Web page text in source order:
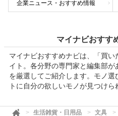
企業ニュース・おすすめ情報
マイナビおすす
マイナビおすすめナビは、「買
イト。各分野の専門家と編集部
を厳選してご紹介します。モノ
トに自分の欲しいモノが見つけら
生活雑貨・日用品 文具